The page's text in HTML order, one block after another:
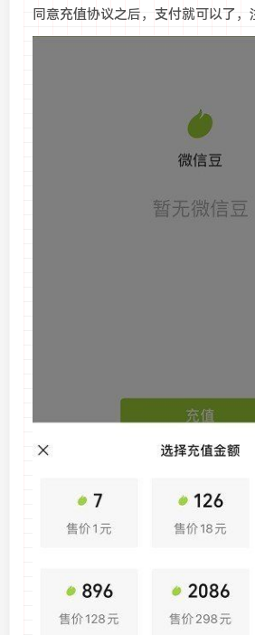
同意充值协议之后，支付就可以了，